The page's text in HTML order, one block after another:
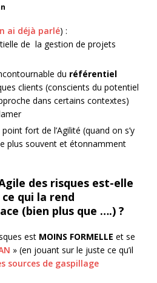
ai déjà parlé) :
de la gestion de projets
du référentiel
clients (conscients du potentiel
dans certains contextes)
fort de l’Agilité (quand on s’y
plus souvent et étonnamment
des risques est-elle
qui la rend
(bien plus que ….) ?
est MOINS FORMELLE et se
» (en jouant sur le juste ce qu’il
sources de gaspillage